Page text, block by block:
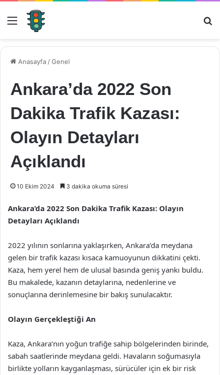
Menü
Anasayfa /Genel
Ankara’da 2022 Son
Dakika Trafik Kazası:
Olayın Detayları
Açıklandı
10 Ekim 2024 3 dakika okuma süresi
Ankara’da 2022 Son Dakika Trafik Kazası: Olayın
Detayları Açıklandı
2022 yılının sonlarına yaklaşırken, Ankara’da meydana
gelen bir trafik kazası kısaca kamuoyunun dikkatini çekti.
Kaza, hem yerel hem de ulusal basında geniş yankı buldu.
Bu makalede, kazanın detaylarına, nedenlerine ve
sonuçlarına derinlemesine bir bakış sunulacaktır.
Olayın Gerçekleştiği An
Kaza, Ankara’nın yoğun trafiğe sahip bölgelerinden birinde,
sabah saatlerinde meydana geldi. Havaların soğumasıyla
birlikte yolların kayganlaşması, sürücüler için ek bir risk